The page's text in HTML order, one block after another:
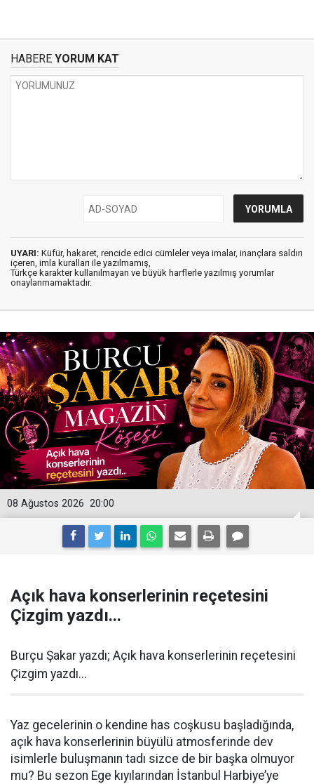
HABERE YORUM KAT
UYARI: Küfür, hakaret, rencide edici cümleler veya imalar, inançlara saldırı
içeren, imla kuralları ile yazılmamış,
Türkçe karakter kullanılmayan ve büyük harflerle yazılmış yorumlar
onaylanmamaktadır.
20:00
08 Ağustos 2026
Açık hava konserlerinin reçetesini
Çizgim yazdı...
Burçu Şakar yazdı; Açık hava konserlerinin reçetesini
Çizgim yazdı...
Yaz gecelerinin o kendine has coşkusu başladığında,
açık hava konserlerinin büyülü atmosferinde dev
isimlerle buluşmanın tadı sizce de bir başka olmuyor
mu? Bu sezon Ege kıyılarından İstanbul Harbiye’ye